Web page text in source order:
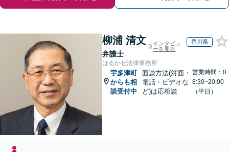
柳浦 清文
弁護士
インタビュ
ーを見る
香川県
はるかぜ法律事務所
宇多津町
からも相
談受付中
面談方法(対面・
電話・ビデオな
ど)は応相談
営業時間：0
8:30~20:00
（平日）